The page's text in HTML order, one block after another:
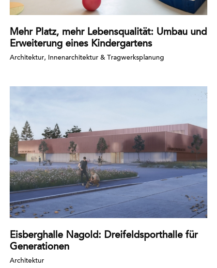
Mehr Platz, mehr Lebensqualität: Umbau und
Erweiterung eines Kindergartens
Architektur, Innenarchitektur & Tragwerksplanung
Eisberghalle Nagold: Dreifeldsporthalle für
Generationen
Architektur